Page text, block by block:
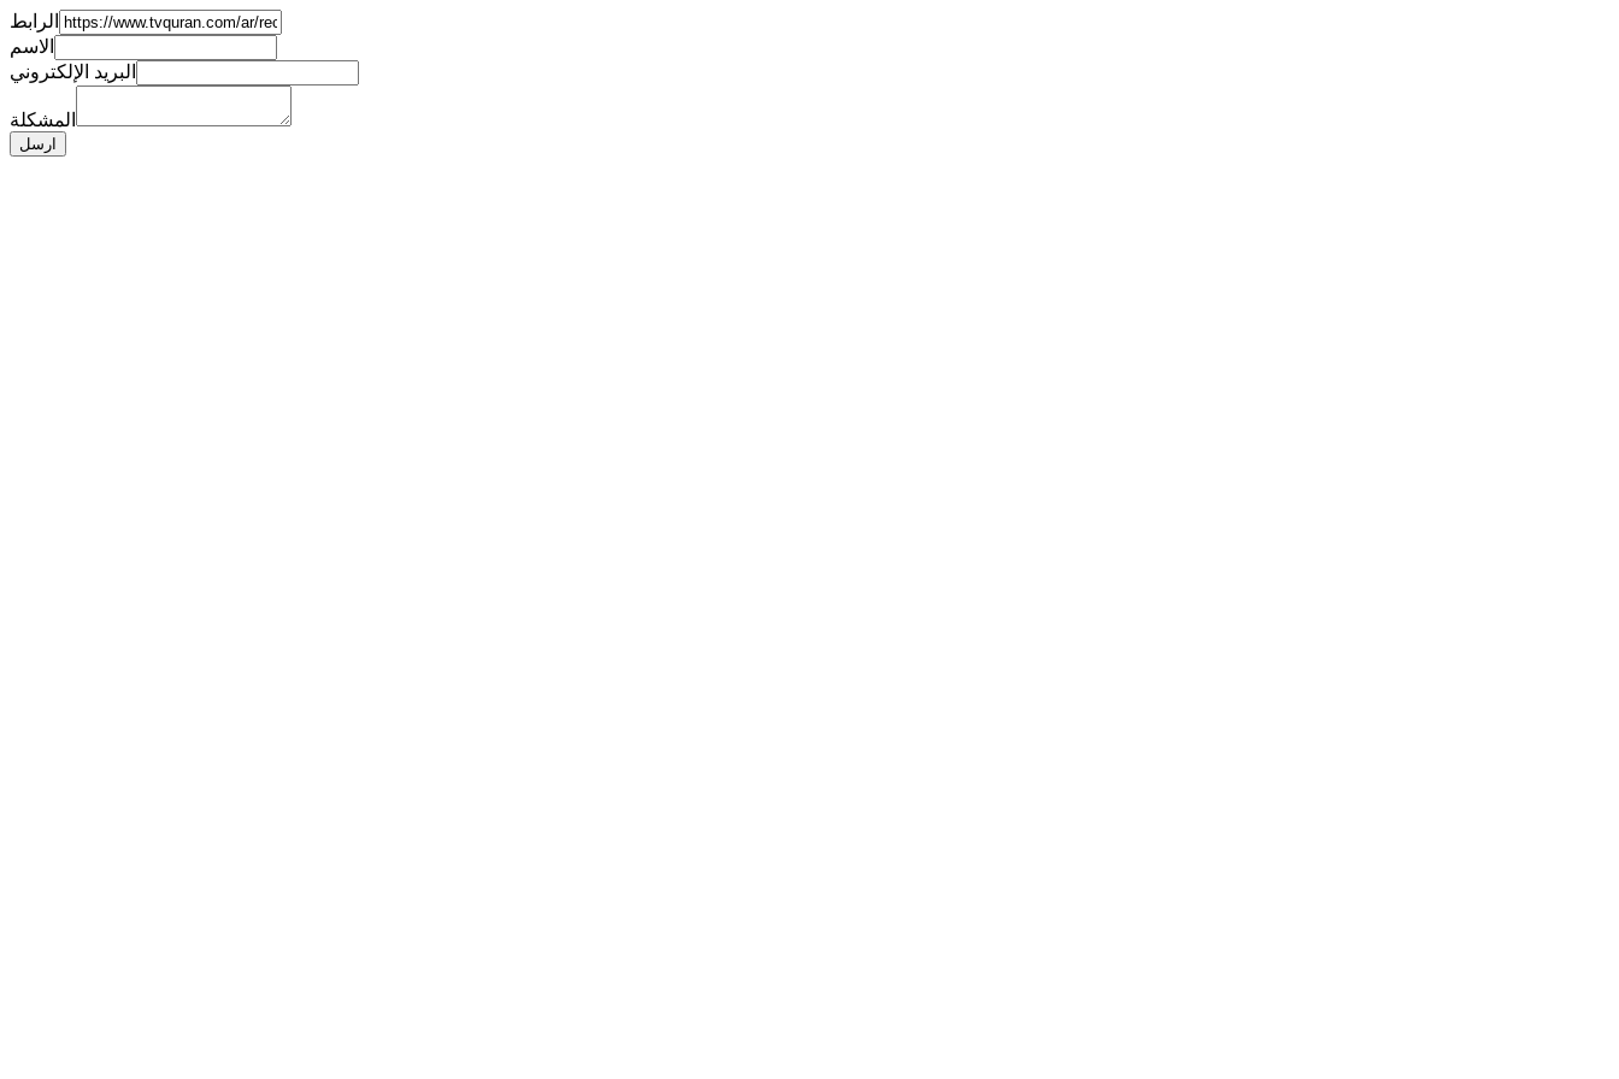
الرابط
الاسم
البريد الإلكتروني
المشكلة
ارسل